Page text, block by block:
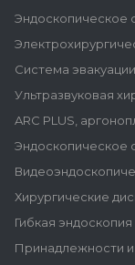
Эндоскопическое
Система
Ультразвуковая
ARC PLUS,
Эндоскопическое
Хирургические
Гибкая эндоскопия
Принадлежности